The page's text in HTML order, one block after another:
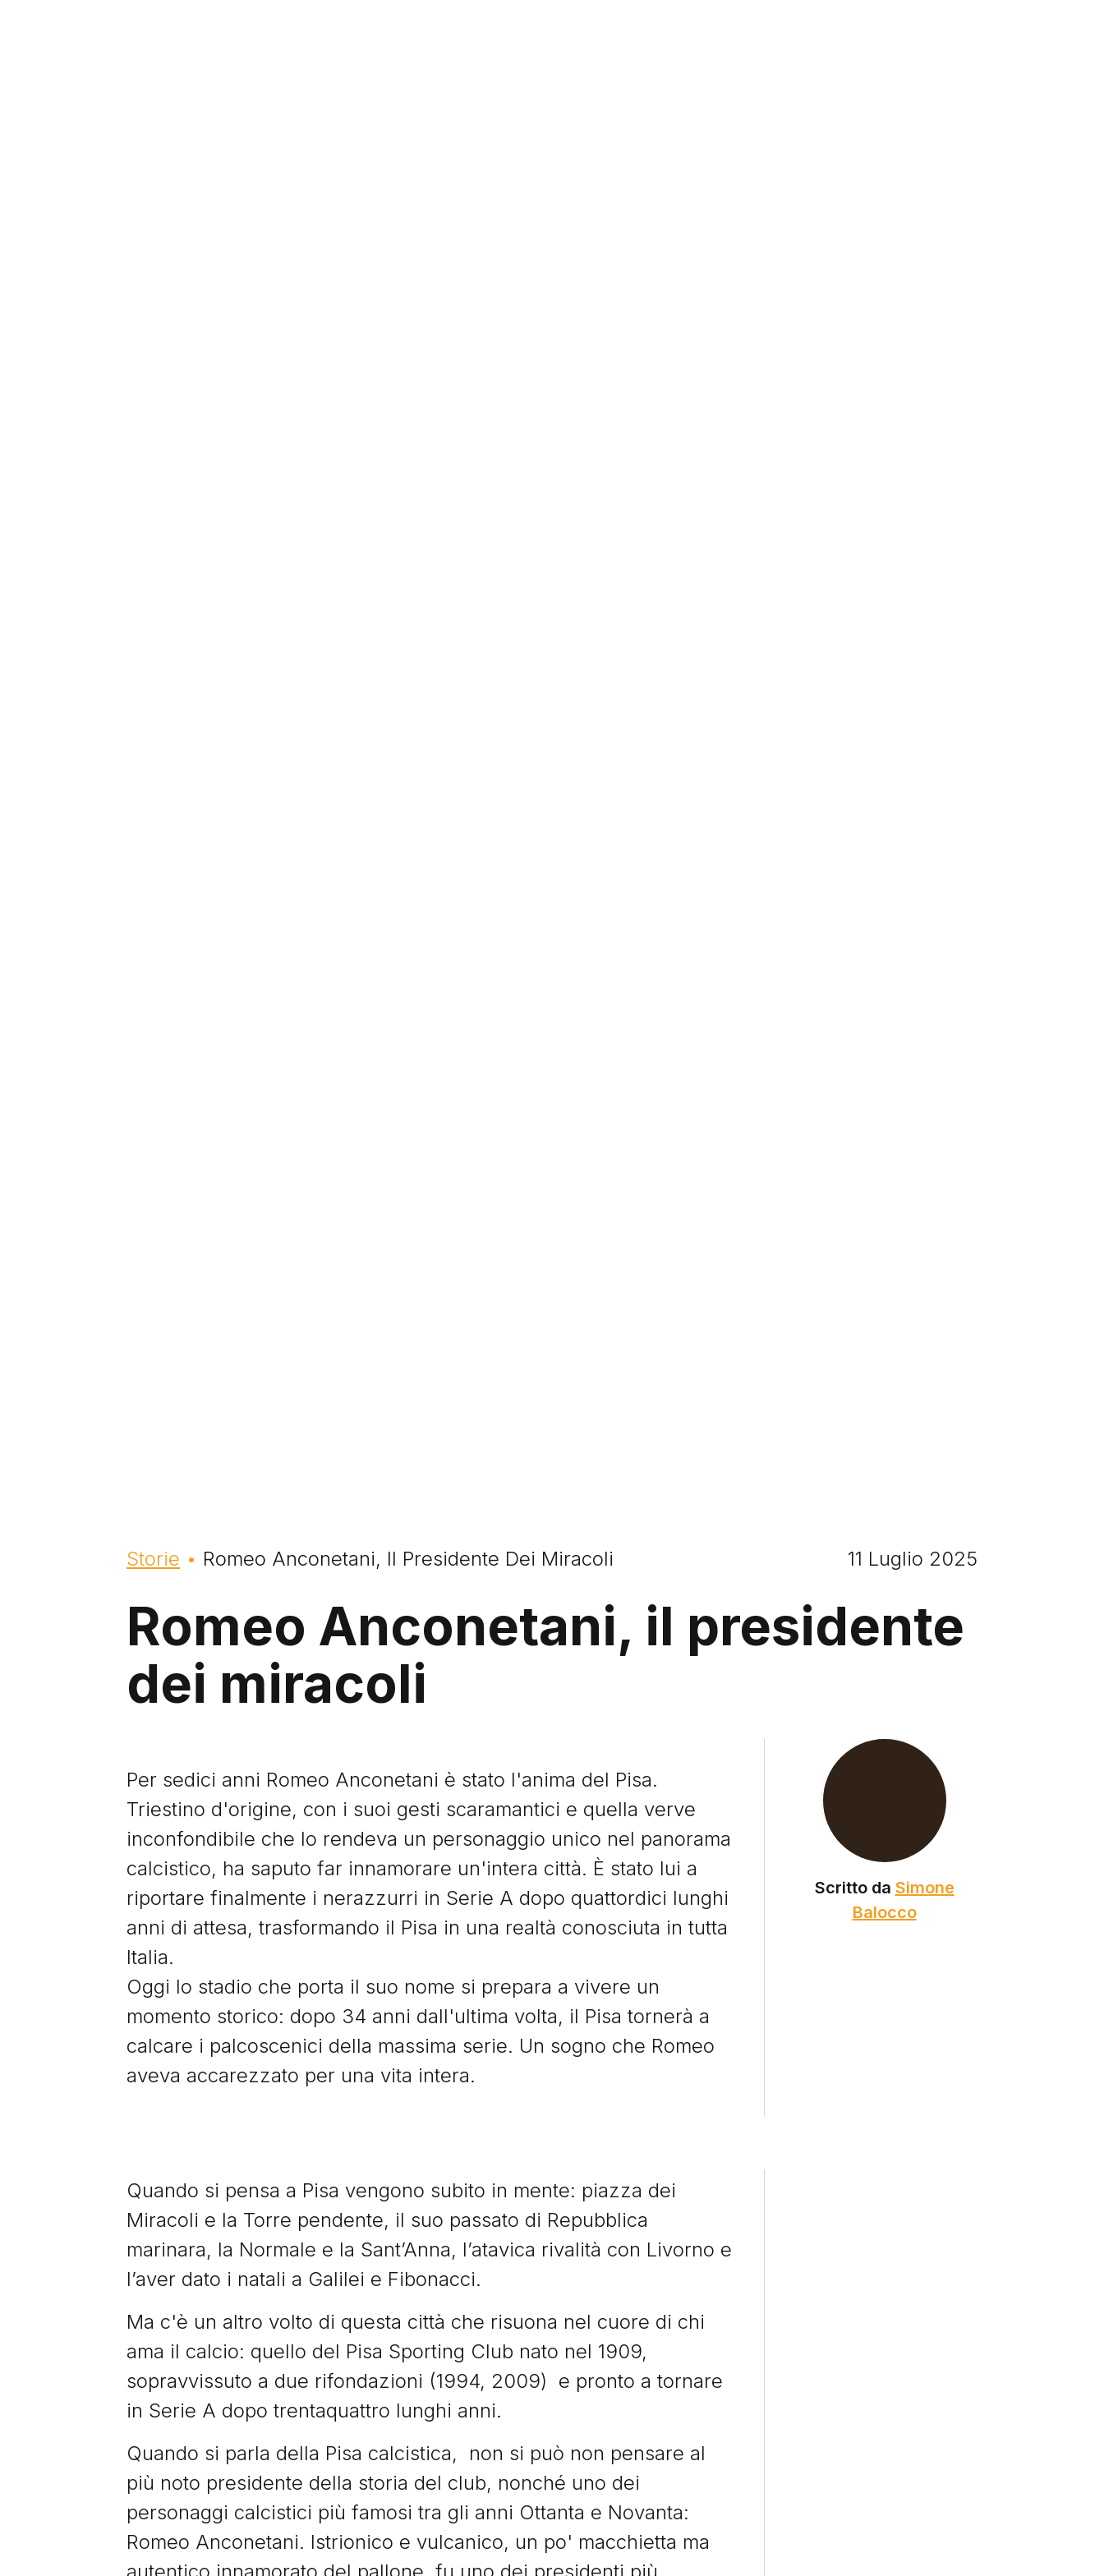
Briciole di pane
Storie Romeo Anconetani, Il Presidente Dei Miracoli 11 Luglio 2025
Romeo Anconetani, il presidente
dei miracoli
Per sedici anni Romeo Anconetani è stato l'anima del Pisa.
Triestino d'origine, con i suoi gesti scaramantici e quella verve
inconfondibile che lo rendeva un personaggio unico nel panorama
calcistico, ha saputo far innamorare un'intera città. È stato lui a
riportare finalmente i nerazzurri in Serie A dopo quattordici lunghi
anni di attesa, trasformando il Pisa in una realtà conosciuta in tutta
Italia.
Oggi lo stadio che porta il suo nome si prepara a vivere un
momento storico: dopo 34 anni dall'ultima volta, il Pisa tornerà a
calcare i palcoscenici della massima serie. Un sogno che Romeo
aveva accarezzato per una vita intera.
Scritto da Simone
Balocco
Quando si pensa a Pisa vengono subito in mente: piazza dei
Miracoli e la Torre pendente, il suo passato di Repubblica
marinara, la Normale e la Sant’Anna, l’atavica rivalità con Livorno e
l’aver dato i natali a Galilei e Fibonacci.
Ma c'è un altro volto di questa città che risuona nel cuore di chi
ama il calcio: quello del Pisa Sporting Club nato nel 1909,
sopravvissuto a due rifondazioni (1994, 2009) e pronto a tornare
in Serie A dopo trentaquattro lunghi anni.
Quando si parla della Pisa calcistica,
non si può non pensare al
più noto presidente della storia del club, nonché uno dei
personaggi calcistici più famosi tra gli anni Ottanta e Novanta:
Romeo Anconetani. Istrionico e vulcanico, un po' macchietta ma